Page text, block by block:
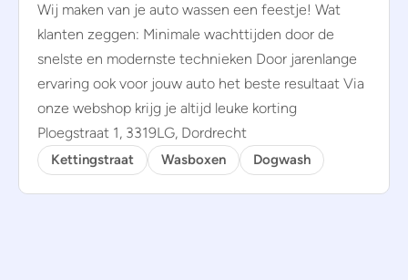
Wij maken van je auto wassen een feestje! Wat
klanten zeggen: Minimale wachttijden door de
snelste en modernste technieken Door jarenlange
ervaring ook voor jouw auto het beste resultaat Via
onze webshop krijg je altijd leuke korting
Ploegstraat 1, 3319LG, Dordrecht
Kettingstraat Wasboxen Dogwash